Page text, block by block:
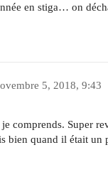
en stiga… on
5, 2018, 9:43
comprends. Super
bien quand il était un